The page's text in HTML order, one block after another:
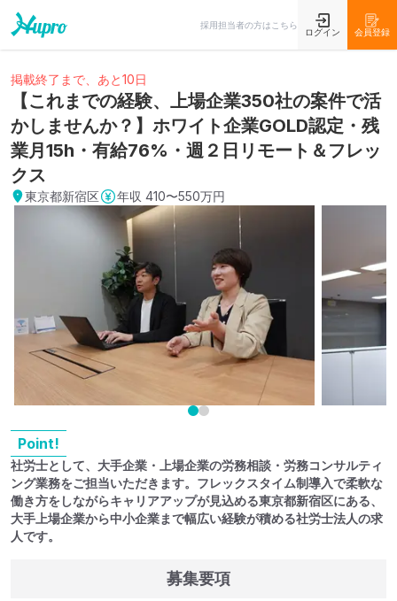
採用担当者の方はこちら
ログイン 会員登録
掲載終了まで、あと10日
【これまでの経験、上場企業350社の案件で活
かしませんか？】ホワイト企業GOLD認定・残
業月15h・有給76%・週２日リモート＆フレッ
クス
東京都新宿区 年収 410〜550万円
Point!
社労士として、大手企業・上場企業の労務相談・労務コンサルティ
ング業務をご担当いただきます。フレックスタイム制導入で柔軟な
働き方をしながらキャリアアップが見込める東京都新宿区にある、
大手上場企業から中小企業まで幅広い経験が積める社労士法人の求
人です。
募集要項